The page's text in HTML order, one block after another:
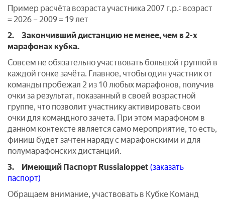
Пример расчёта возраста участника 2007 г.р.: возраст
= 2026 – 2009 = 19 лет
2. Закончивший дистанцию не менее, чем в 2-х
марафонах кубка.
Совсем не обязательно участвовать большой группой в
каждой гонке зачёта. Главное, чтобы один участник от
команды пробежал 2 из 10 любых марафонов, получив
очки за результат, показанный в своей возрастной
группе, что позволит участнику активировать свои
очки для командного зачета. При этом марафоном в
данном контексте является само мероприятие, то есть,
финиш будет зачтен наряду с марафонскими и для
полумарафонских дистанций.
3. Имеющий Паспорт Russialoppet (заказать
паспорт)
Обращаем внимание, участвовать в Кубке Команд